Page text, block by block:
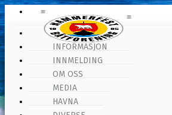
≡
≡
HOVEDSIDEN
INFORMASJON
INNMELDING
OM OSS
MEDIA
HAVNA
Diverse